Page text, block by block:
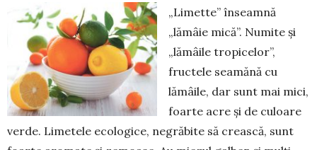
„Limette” înseamnă
„lămâie mi­că”. Numite și
„lămâile tropi­celor”,
fructele sea­mănă cu
lămâile, dar sunt mai mici,
foarte acre și de culoare
verde. Limetele ecologice, negrăbite să crească, sunt